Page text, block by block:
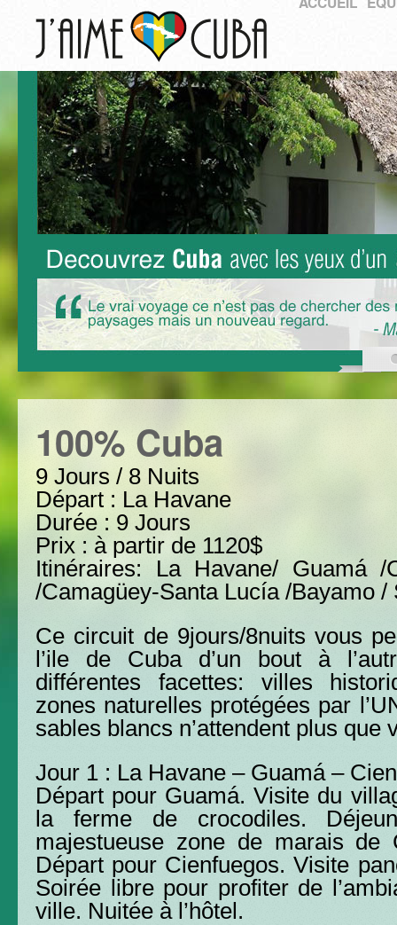
100% Cuba
9 Jours / 8 Nuits
Départ : La Havane
Durée : 9 Jours
Prix : à partir de 1120$
Itinéraires: La Havane/ Guamá /
/Camagüey-Santa Lucía /Bayamo /
Ce circuit de 9jours/8nuits vous
l’ile de Cuba d’un bout à
différentes facettes: villes
zones naturelles protégées par
sables blancs n’attendent plus que
Jour 1 : La Havane – Guamá –
Départ pour Guamá. Visite du
la ferme de crocodiles.
majestueuse zone de marais de
Départ pour Cienfuegos. Visite
Soirée libre pour profiter de
ville. Nuitée à l’hôtel.